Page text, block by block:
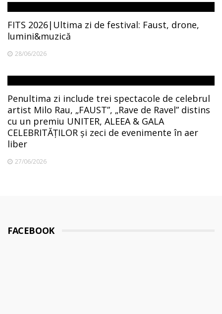
FITS 2026|Ultima zi de festival: Faust, drone,
lumini&muzică
28/06/2026
Penultima zi include trei spectacole de celebrul
artist Milo Rau, „FAUST”, „Rave de Ravel” distins
cu un premiu UNITER, ALEEA & GALA
CELEBRITĂȚILOR și zeci de evenimente în aer
liber
27/06/2026
FACEBOOK